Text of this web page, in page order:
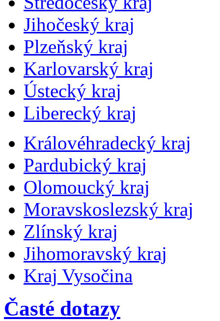
Jihočeský kraj
Plzeňský kraj
Karlovarský kraj
Ústecký kraj
Liberecký kraj
Královéhradecký kraj
Pardubický kraj
Olomoucký kraj
Moravskoslezský kraj
Zlínský kraj
Jihomoravský kraj
Kraj Vysočina
Časté dotazy